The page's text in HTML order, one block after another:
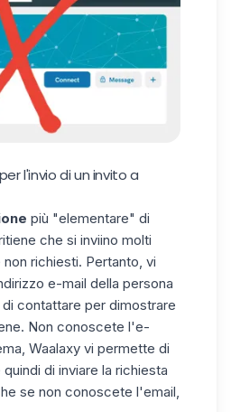
l'invio di un invito a
più "elementare" di
che si inviino molti
richiesti. Pertanto, vi
e-mail della persona
contattare per dimostrare
Non conoscete l'e-
Waalaxy vi permette di
di inviare la richiesta
se non conoscete l'email,